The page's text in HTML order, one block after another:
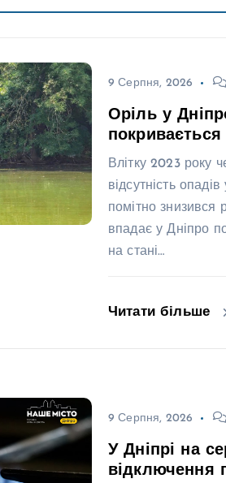
9 Серпня, 2026
Оріль у
Влітку 2023 року
відсутність
помітно знизився
впадає у Дніпро
на стані…
Читати більше
9 Серпня, 2026
У Дніпрі на
відключення